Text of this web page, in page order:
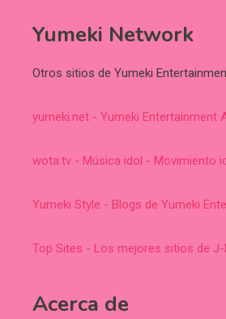
Yumeki Network
Otros sitios de Yumeki
yumeki.net - Yumeki Entertainment
wota.tv - Música idol - Movimiento
Yumeki Style - Blogs de Yumeki
Top Sites - Los mejores sitios de J-
Acerca de